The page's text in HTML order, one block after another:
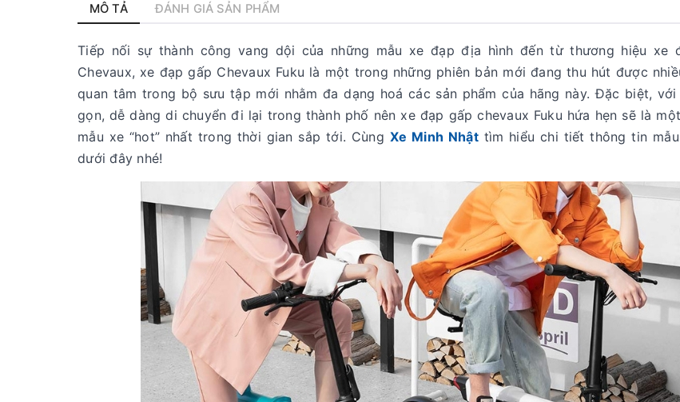
MÔ TẢ ĐÁNH GIÁ SẢN PHẨM
Tiếp nối sự thành công vang dội của những mẫu xe đạp địa hình đến từ thương hiệu xe
Chevaux, xe đạp gấp Chevaux Fuku là một trong những phiên bản mới đang thu hút được
quan tâm trong bộ sưu tập mới nhằm đa dạng hoá các sản phẩm của hãng này. Đặc biệt,
gọn, dễ dàng di chuyển đi lại trong thành phố nên xe đạp gấp chevaux Fuku hứa hẹn sẽ là
mẫu xe “hot” nhất trong thời gian sắp tới. Cùng Xe Minh Nhậttìm hiểu chi tiết thông tin
dưới đây nhé!